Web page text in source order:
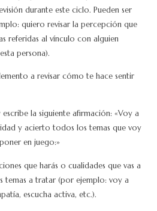
durante este ciclo. Pueden ser
quiero revisar la percepción que
referidas al vínculo con alguien
persona).
a revisar cómo te hace sentir
la siguiente afirmación: «Voy a
y acierto todos los temas que voy
en juego:»
que harás o cualidades que vas a
temas a tratar (por ejemplo: voy a
escucha activa, etc.).